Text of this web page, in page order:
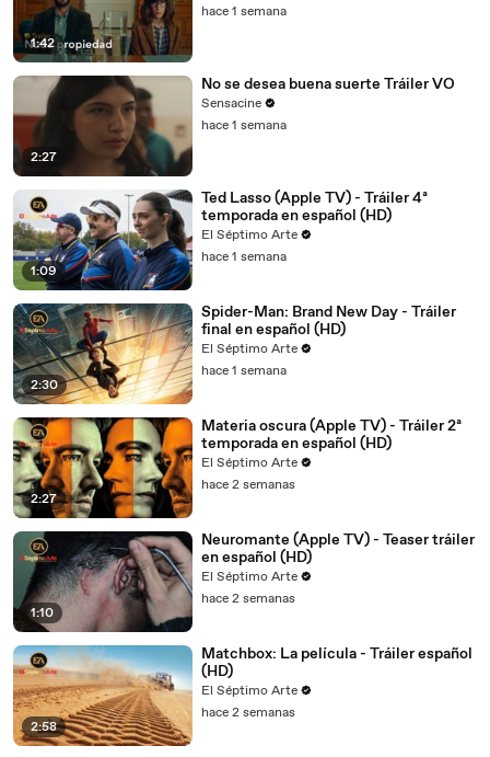
1:42
hace 1 semana
2:27
No se desea buena suerte Tráiler VO
Sensacine
hace 1 semana
1:09
Ted Lasso (Apple TV) - Tráiler 4ª
temporada en español (HD)
El Séptimo Arte
hace 1 semana
2:30
Spider-Man: Brand New Day - Tráiler
final en español (HD)
El Séptimo Arte
hace 1 semana
2:27
Materia oscura (Apple TV) - Tráiler 2ª
temporada en español (HD)
El Séptimo Arte
hace 2 semanas
1:10
Neuromante (Apple TV) - Teaser tráiler
en español (HD)
El Séptimo Arte
hace 2 semanas
2:58
Matchbox: La película - Tráiler español
(HD)
El Séptimo Arte
hace 2 semanas